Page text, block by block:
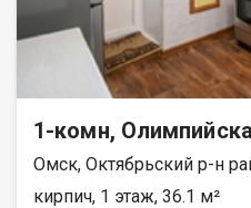
1-комн,
Омск, Октябрьский р-н
кирпич, 1 этаж, 36.1 м²